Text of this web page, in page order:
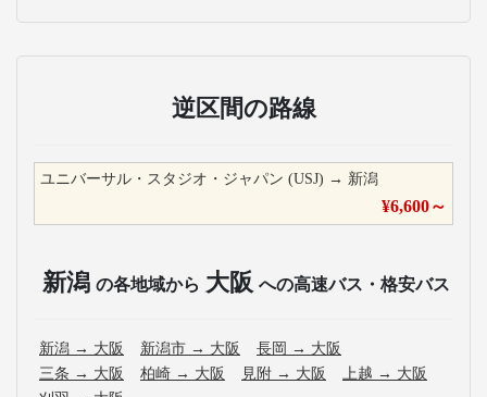
逆区間の路線
ユニバーサル・スタジオ・ジャパン (USJ) → 新潟
¥6,600～
新潟 の各地域から 大阪 への高速バス・格安バス
新潟 → 大阪 新潟市 → 大阪 長岡 → 大阪
三条 → 大阪 柏崎 → 大阪 見附 → 大阪 上越 → 大阪